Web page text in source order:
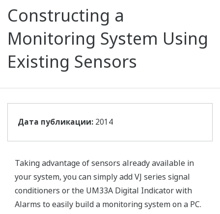
Constructing a
Monitoring System Using
Existing Sensors
Дата публикации: 2014
Taking advantage of sensors already available in
your system, you can simply add VJ series signal
conditioners or the UM33A Digital Indicator with
Alarms to easily build a monitoring system on a PC.